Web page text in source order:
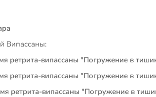
Випассаны:
ретрита-випассаны "Погружение в
ретрита-випассаны "Погружение в
ретрита-випассаны "Погружение в